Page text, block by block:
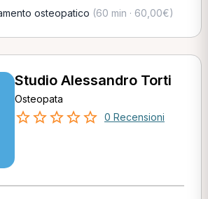
osteopatico (60 min · 60,00€)
Studio Alessandro Torti
Osteopata
0 Recensioni